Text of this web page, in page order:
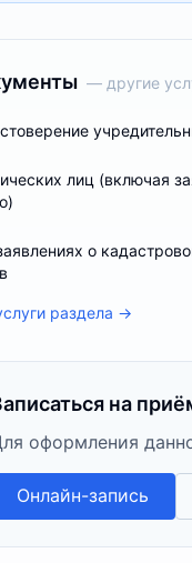
— другие
лиц (включая
о
раздела →
на
оформления
Онлайн-запись